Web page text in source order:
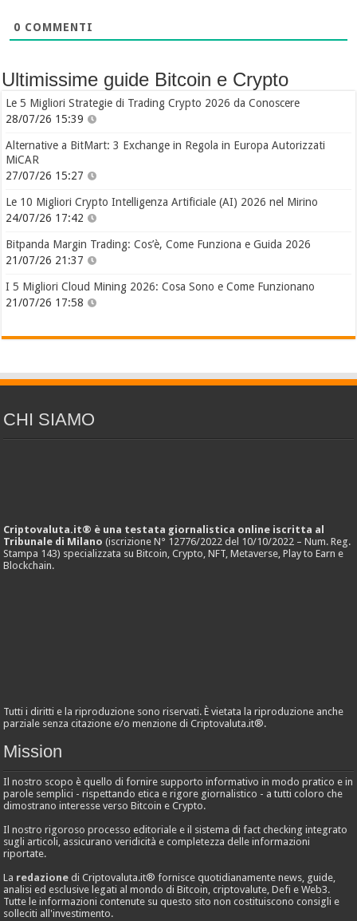
0 COMMENTI
Ultimissime guide Bitcoin e Crypto
Le 5 Migliori Strategie di Trading Crypto 2026 da Conoscere
28/07/26 15:39
Alternative a BitMart: 3 Exchange in Regola in Europa Autorizzati
MiCAR
27/07/26 15:27
Le 10 Migliori Crypto Intelligenza Artificiale (AI) 2026 nel Mirino
24/07/26 17:42
Bitpanda Margin Trading: Cos’è, Come Funziona e Guida 2026
21/07/26 21:37
I 5 Migliori Cloud Mining 2026: Cosa Sono e Come Funzionano
21/07/26 17:58
CHI SIAMO
Criptovaluta.it® è una testata giornalistica online iscritta al
Tribunale di Milano (iscrizione N° 12776/2022 del 10/10/2022 – Num. Reg.
Stampa 143) specializzata su Bitcoin, Crypto, NFT, Metaverse, Play to Earn e
Blockchain.
Tutti i diritti e la riproduzione sono riservati. È vietata la riproduzione anche
parziale senza citazione e/o menzione di Criptovaluta.it®.
Mission
Il nostro scopo è quello di fornire supporto informativo in modo pratico e in
parole semplici - rispettando etica e rigore giornalistico - a tutti coloro che
dimostrano interesse verso Bitcoin e Crypto.
Il nostro rigoroso processo editoriale e il sistema di fact checking integrato
sugli articoli, assicurano veridicità e completezza delle informazioni
riportate.
La redazione di Criptovaluta.it® fornisce quotidianamente news, guide,
analisi ed esclusive legati al mondo di Bitcoin, criptovalute, Defi e Web3.
Tutte le informazioni contenute su questo sito non costituiscono consigli e
solleciti all'investimento.